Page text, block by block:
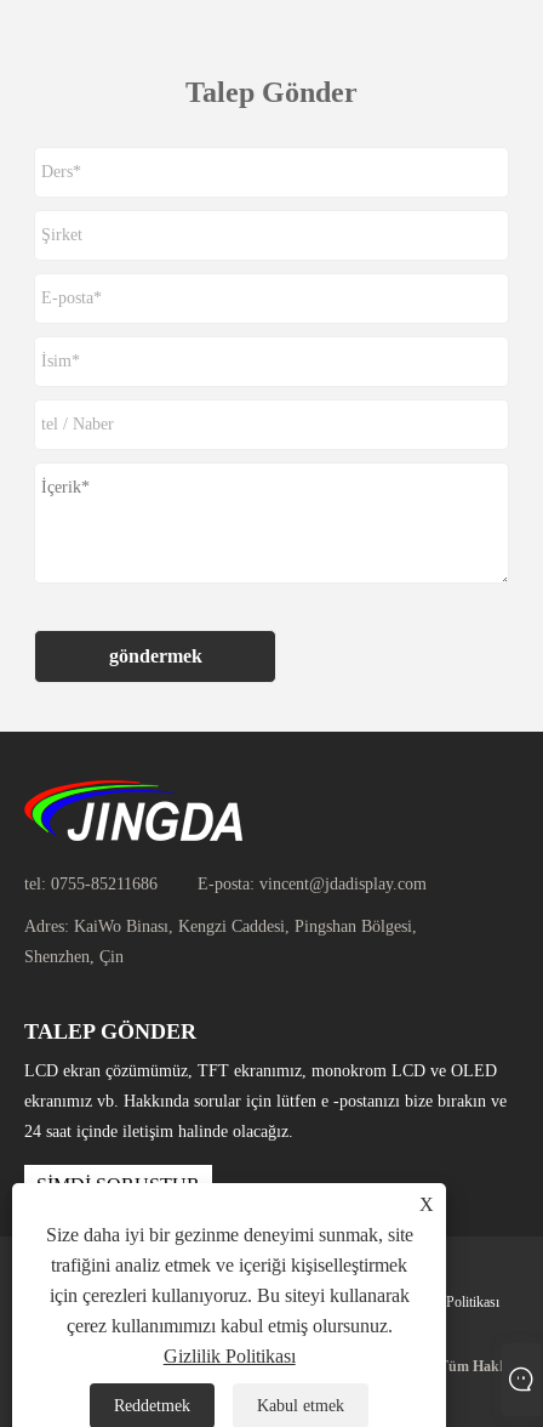
Talep Gönder
göndermek
tel: 0755-85211686 E-posta: vincent@jdadisplay.com
Adres: KaiWo Binası, Kengzi Caddesi, Pingshan Bölgesi,
Shenzhen, Çin
TALEP GÖNDER
LCD ekran çözümümüz, TFT ekranımız, monokrom LCD ve OLED
ekranımız vb. Hakkında sorular için lütfen e -postanızı bize bırakın ve
24 saat içinde iletişim halinde olacağız.
ŞİMDİ SORUŞTUR
Links Sitemap RSS XML Gizlilik Politikası
Telif Hakkı © 2025 Shenzhen Jingda Display Technology Co., Ltd. Tüm Hakları
Saklıdır.
X
Size daha iyi bir gezinme deneyimi sunmak, site
trafiğini analiz etmek ve içeriği kişiselleştirmek
için çerezleri kullanıyoruz. Bu siteyi kullanarak
çerez kullanımımızı kabul etmiş olursunuz.
Gizlilik Politikası
Reddetmek Kabul etmek